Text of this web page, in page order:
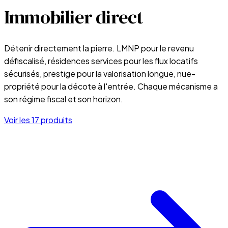
Immobilier direct
Détenir directement la pierre. LMNP pour le revenu
défiscalisé, résidences services pour les flux locatifs
sécurisés, prestige pour la valorisation longue, nue-
propriété pour la décote à l'entrée. Chaque mécanisme a
son régime fiscal et son horizon.
Voir les17produits